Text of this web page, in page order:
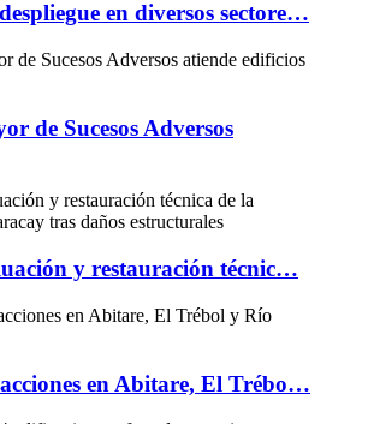
en diversos sectore…
de Sucesos Adversos
y restauración técnic…
en Abitare, El Trébo…